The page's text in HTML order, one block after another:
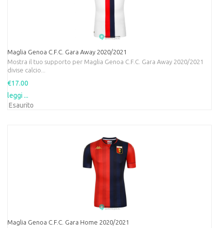
Maglia Genoa C.F.C. Gara Away 2020/2021
Mostra il tuo supporto per Maglia Genoa C.F.C. Gara Away 2020/2021
divise calcio...
€17.00
leggi ...
Esaurito
Maglia Genoa C.F.C. Gara Home 2020/2021